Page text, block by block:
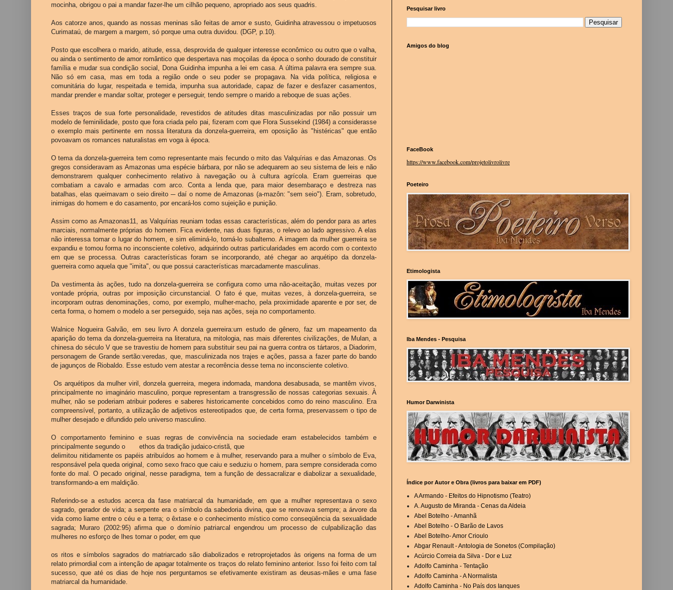
mocinha, obrigou o pai a mandar fazer-lhe um cilhão pequeno, apropriado aos seus quadris.
Aos catorze anos, quando as nossas meninas são feitas de amor e susto, Guidinha atravessou o impetuosos
Curimataú, de margem a margem, só porque uma outra duvidou. (DGP, p.10).
Posto que escolhera o marido, atitude, essa, desprovida de qualquer interesse econômico ou outro que o valha,
ou ainda o sentimento de amor romântico que despertava nas moçoilas da época o sonho dourado de constituir
família e mudar sua condição social, Dona Guidinha impunha a lei em casa. A última palavra era sempre sua.
Não só em casa, mas em toda a região onde o seu poder se propagava. Na vida política, religiosa e
comunitária do lugar, respeitada e temida, impunha sua autoridade, capaz de fazer e desfazer casamentos,
mandar prender e mandar soltar, proteger e perseguir, tendo sempre o marido a reboque de suas ações.
Esses traços de sua forte personalidade, revestidos de atitudes ditas masculinizadas por não possuir um
modelo de feminilidade, posto que fora criada pelo pai, fizeram com que Flora Sussekind (1984) a considerasse
o exemplo mais pertinente em nossa literatura da donzela-guerreira, em oposição às "histéricas" que então
povoavam os romances naturalistas em voga à época.
O tema da donzela-guerreira tem como representante mais fecundo o mito das Valquírias e das Amazonas. Os
gregos consideravam as Amazonas uma espécie bárbara, por não se adequarem ao seu sistema de leis e não
demonstrarem qualquer conhecimento relativo à navegação ou à cultura agrícola. Eram guerreiras que
combatiam a cavalo e armadas com arco. Conta a lenda que, para maior desembaraço e destreza nas
batalhas, elas queimavam o seio direito ─ daí o nome de Amazonas (a-mazôn: "sem seio"). Eram, sobretudo,
inimigas do homem e do casamento, por encará-los como sujeição e punição.
Assim como as Amazonas11, as Valquírias reuniam todas essas características, além do pendor para as artes
marciais, normalmente próprias do homem. Fica evidente, nas duas figuras, o relevo ao lado agressivo. A elas
não interessa tomar o lugar do homem, e sim eliminá-lo, torná-lo subalterno. A imagem da mulher guerreira se
expandiu e tomou forma no inconsciente coletivo, adquirindo outras particularidades em acordo com o contexto
em que se processa. Outras características foram se incorporando, até chegar ao arquétipo da donzela-
guerreira como aquela que "imita", ou que possui características marcadamente masculinas.
Da vestimenta às ações, tudo na donzela-guerreira se configura como uma não-aceitação, muitas vezes por
vontade própria, outras por imposição circunstancial. O fato é que, muitas vezes, à donzela-guerreira, se
incorporam outras denominações, como, por exemplo, mulher-macho, pela proximidade aparente e por ser, de
certa forma, o homem o modelo a ser perseguido, seja nas ações, seja no comportamento.
Walnice Nogueira Galvão, em seu livro A donzela guerreira:um estudo de gênero, faz um mapeamento da
aparição do tema da donzela-guerreira na literatura, na mitologia, nas mais diferentes civilizações, de Mulan, a
chinesa do século V que se travestiu de homem para substituir seu pai na guerra contra os tártaros, a Diadorim,
personagem de Grande sertão:veredas, que, masculinizada nos trajes e ações, passa a fazer parte do bando
de jagunços de Riobaldo. Esse estudo vem atestar a recorrência desse tema no inconsciente coletivo.
Os arquétipos da mulher viril, donzela guerreira, megera indomada, mandona desabusada, se mantêm vivos,
principalmente no imaginário masculino, porque representam a transgressão de nossas categorias sexuais. À
mulher, não se poderiam atribuir poderes e saberes historicamente concebidos como do reino masculino. Era
compreensível, portanto, a utilização de adjetivos estereotipados que, de certa forma, preservassem o tipo de
mulher desejado e difundido pelo universo masculino.
O comportamento feminino e suas regras de convivência na sociedade eram estabelecidos também e
principalmente segundo o ethos da tradição judaico-cristã, que
delimitou nitidamente os papéis atribuídos ao homem e à mulher, reservando para a mulher o símbolo de Eva,
responsável pela queda original, como sexo fraco que caiu e seduziu o homem, para sempre considerada como
fonte do mal. O pecado original, nesse paradigma, tem a função de dessacralizar e diabolizar a sexualidade,
transformando-a em maldição.
Referindo-se a estudos acerca da fase matriarcal da humanidade, em que a mulher representava o sexo
sagrado, gerador de vida; a serpente era o símbolo da sabedoria divina, que se renovava sempre; a árvore da
vida como liame entre o céu e a terra; o êxtase e o conhecimento místico como conseqüência da sexualidade
sagrada; Muraro (2002:95) afirma que o domínio patriarcal engendrou um processo de culpabilização das
mulheres no esforço de lhes tomar o poder, em que
os ritos e símbolos sagrados do matriarcado são diabolizados e retroprojetados às origens na forma de um
relato primordial com a intenção de apagar totalmente os traços do relato feminino anterior. Isso foi feito com tal
sucesso, que até os dias de hoje nos perguntamos se efetivamente existiram as deusas-mães e uma fase
matriarcal da humanidade.
Pesquisar livro
Amigos do blog
FaceBook
https://www.facebook.com/projetolivrolivre
Poeteiro
Etimologista
Iba Mendes - Pesquisa
Humor Darwinista
Índice por Autor e Obra (livros para baixar em PDF)
A Armando - Efeitos do Hipnotismo (Teatro)
A. Augusto de Miranda - Cenas da Aldeia
Abel Botelho - Amanhã
Abel Botelho - O Barão de Lavos
Abel Botelho- Amor Crioulo
Abgar Renault - Antologia de Sonetos (Compilação)
Acúrcio Correia da Silva - Dor e Luz
Adolfo Caminha - Tentação
Adolfo Caminha - A Normalista
Adolfo Caminha - No País dos Ianques